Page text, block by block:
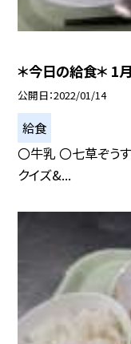
＊今日の給食＊ 1
公開日 2022/01/14
給食
〇牛乳 〇七草ぞう
クイズ&...